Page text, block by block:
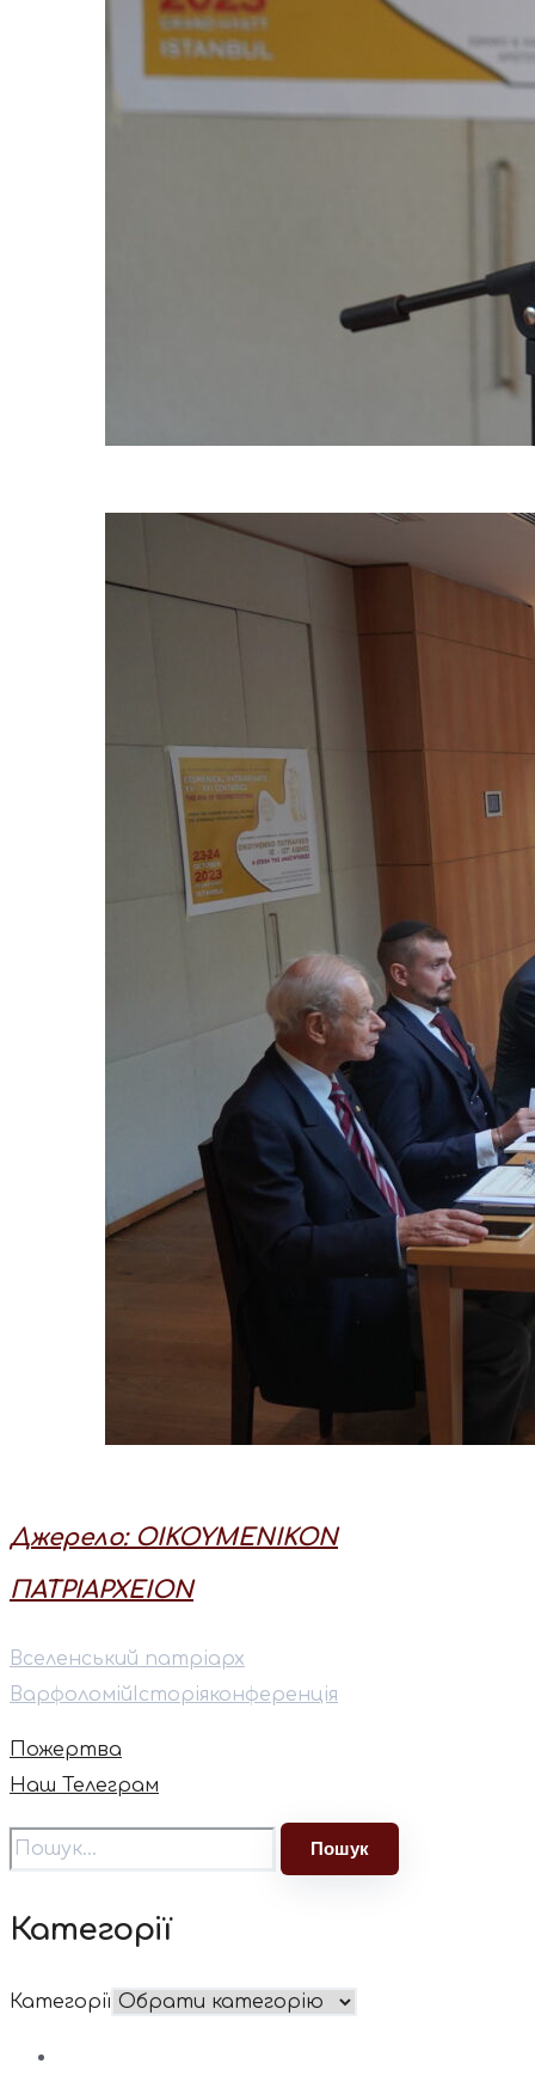
Джерело: ΟΙΚΟΥΜΕΝΙΚΟN
ΠΑΤΡΙΑΡΧEION
Вселенський патріарх
Варфоломій Історіяконференція
Пожертва
Наш Телеграм
Категорії
Категорії